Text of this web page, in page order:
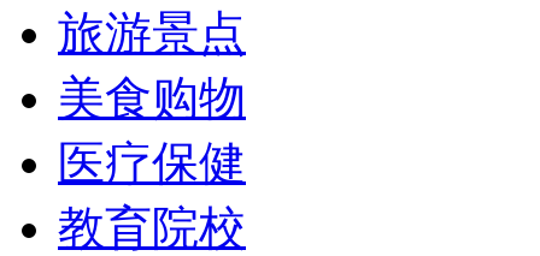
旅游景点
美食购物
医疗保健
教育院校